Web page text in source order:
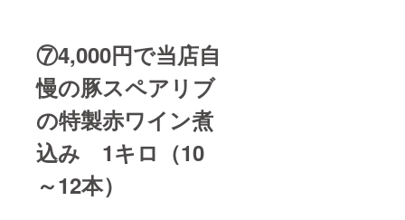
⑦4,000円で当店自
慢の豚スペアリブ
の特製赤ワイン煮
込み 1キロ（10
～12本）